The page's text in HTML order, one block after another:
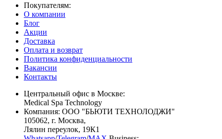
Покупателям:
О компании
Блог
Акции
Доставка
Оплата и возврат
Политика конфиденциальности
Вакансии
Контакты
Центральный офис в Москве:
Medical Spa Technology
Компания: ООО "БЬЮТИ ТЕХНОЛОДЖИ"
105062, г. Москва,
Лялин переулок, 19К1